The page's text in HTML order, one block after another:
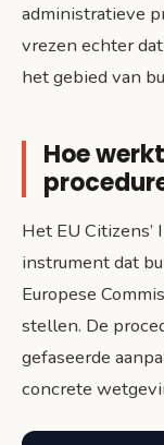
administratieve
vrezen echter
het gebied van
Hoe
Het EU
instrument dat
Europese
stellen. De
gefaseerde
concrete